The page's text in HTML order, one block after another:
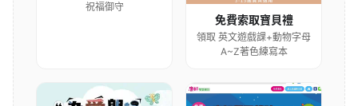
祝福御守
免費索取寶貝禮
領取 英文遊戲課+動物字母
A~Z著色練寫本